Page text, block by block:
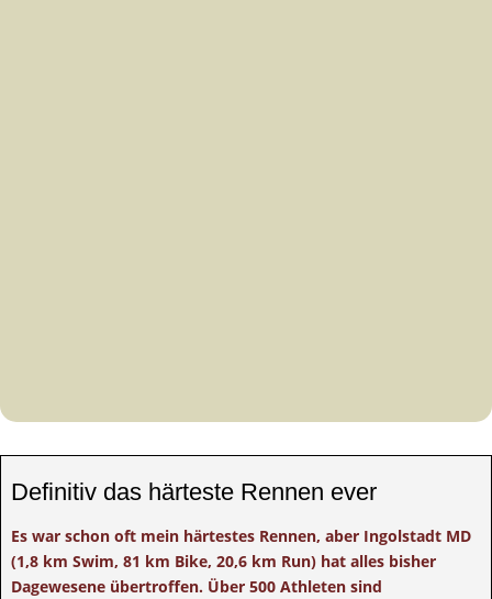
Definitiv das härteste Rennen ever
Es war schon oft mein härtestes Rennen, aber Ingolstadt MD
(1,8 km Swim, 81 km Bike, 20,6 km Run) hat alles bisher
Dagewesene übertroffen. Über 500 Athleten sind